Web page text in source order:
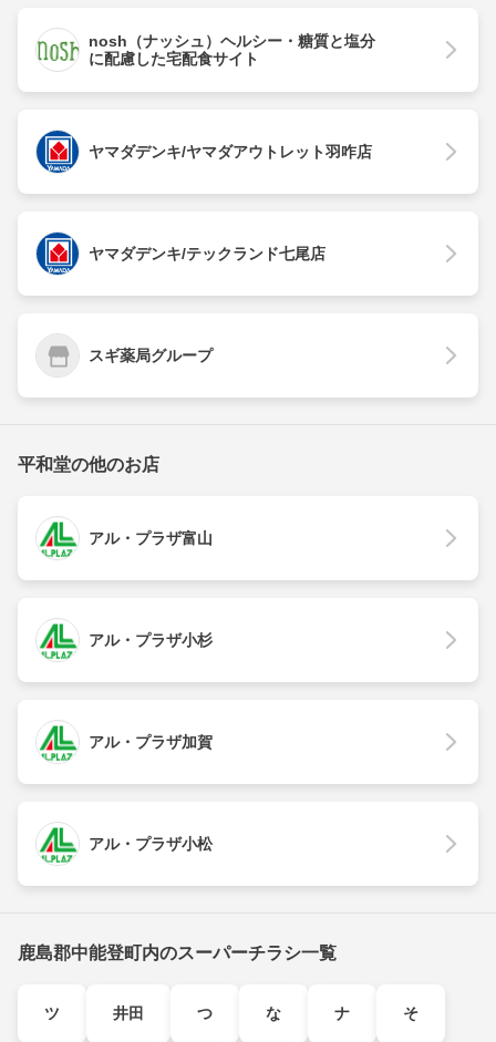
nosh（ナッシュ）ヘルシー・糖質と塩分
に配慮した宅配食サイト
ヤマダデンキ/ヤマダアウトレット羽咋店
ヤマダデンキ/テックランド七尾店
スギ薬局グループ
平和堂の他のお店
アル・プラザ富山
アル・プラザ小杉
アル・プラザ加賀
アル・プラザ小松
鹿島郡中能登町内のスーパーチラシ一覧
ツ 井田 つ な ナ そ